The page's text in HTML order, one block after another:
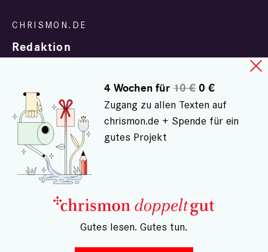
Redaktion
In Zusammenarbeit mit
© chrismon.de 2001 - 2026
Alle Rechte vorbehalten.
4 Wochen für10 €0 €
Zugang zu allen Texten auf
chrismon.de + Spende für ein
gutes Projekt
– Gutes lesen. Gutes tun.